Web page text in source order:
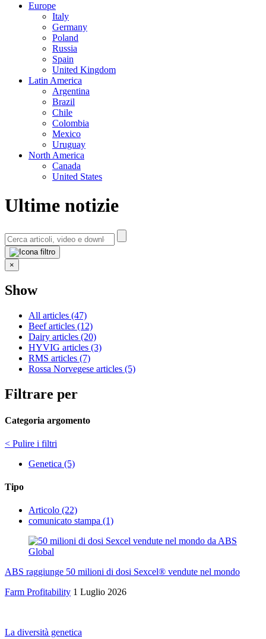
Europe
Italy
Germany
Poland
Russia
Spain
United Kingdom
Latin America
Argentina
Brazil
Chile
Colombia
Mexico
Uruguay
North America
Canada
United States
Ultime notizie
×
Show
All articles (47)
Beef articles (12)
Dairy articles (20)
HYVIG articles (3)
RMS articles (7)
Rossa Norvegese articles (5)
Filtrare per
Categoria argomento
< Pulire i filtri
Genetica (5)
Tipo
Articolo (22)
comunicato stampa (1)
ABS raggiunge 50 milioni di dosi Sexcel® vendute nel mondo
Farm Profitability 1 Luglio 2026
La diversità genetica